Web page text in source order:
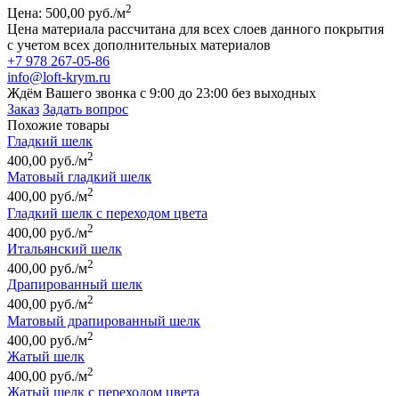
Цена: 500,00 руб./м2
Цена материала рассчитана для всех слоев данного покрытия
с учетом всех дополнительных материалов
+7 978 267-05-86
info@loft-krym.ru
Ждём Вашего звонка с 9:00 до 23:00 без выходных
Заказ Задать вопрос
Похожие товары
Гладкий шелк
400,00 руб./м2
Матовый гладкий шелк
400,00 руб./м2
Гладкий шелк с переходом цвета
400,00 руб./м2
Итальянский шелк
400,00 руб./м2
Драпированный шелк
400,00 руб./м2
Матовый драпированный шелк
400,00 руб./м2
Жатый шелк
400,00 руб./м2
Жатый шелк с переходом цвета